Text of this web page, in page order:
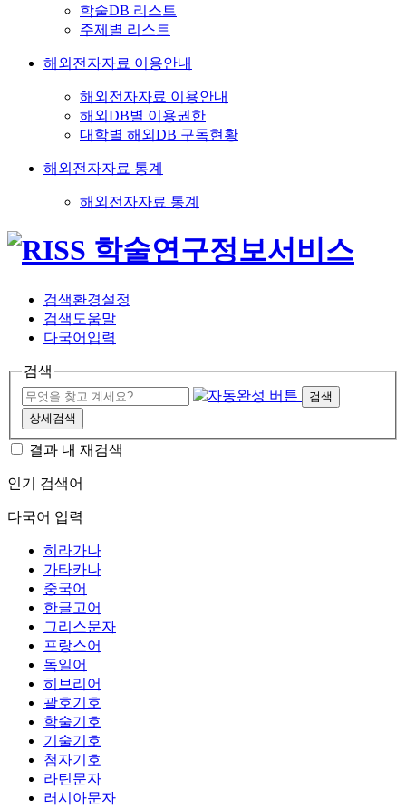
학술DB 리스트
주제별 리스트
해외전자자료 이용안내
해외전자자료 이용안내
해외DB별 이용권한
대학별 해외DB 구독현황
해외전자자료 통계
해외전자자료 통계
검색환경설정
검색도움말
다국어입력
검색
검색
상세검색
결과 내 재검색
인기 검색어
다국어 입력
히라가나
가타카나
중국어
한글고어
그리스문자
프랑스어
독일어
히브리어
괄호기호
학술기호
기술기호
첨자기호
라틴문자
러시아문자